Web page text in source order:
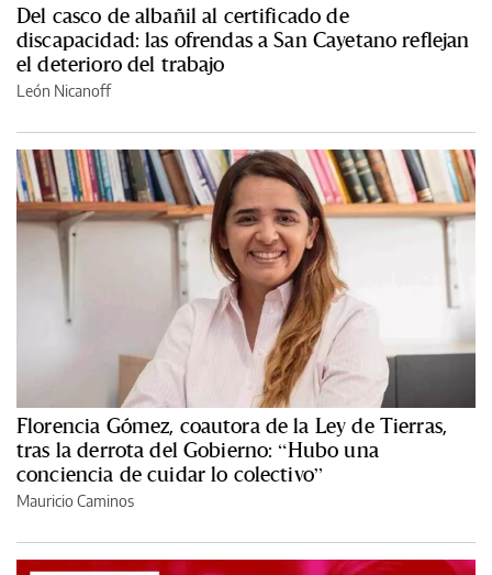
Del casco de albañil al certificado de
discapacidad: las ofrendas a San Cayetano reflejan
el deterioro del trabajo
León Nicanoff
Florencia Gómez, coautora de la Ley de Tierras,
tras la derrota del Gobierno: “Hubo una
conciencia de cuidar lo colectivo”
Mauricio Caminos